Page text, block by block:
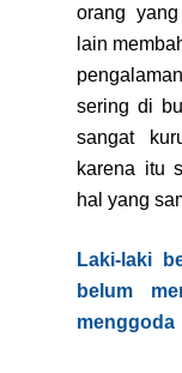
orang
lain
sering di
sangat
karena itu
hal yang
Laki-laki
belum
menggoda